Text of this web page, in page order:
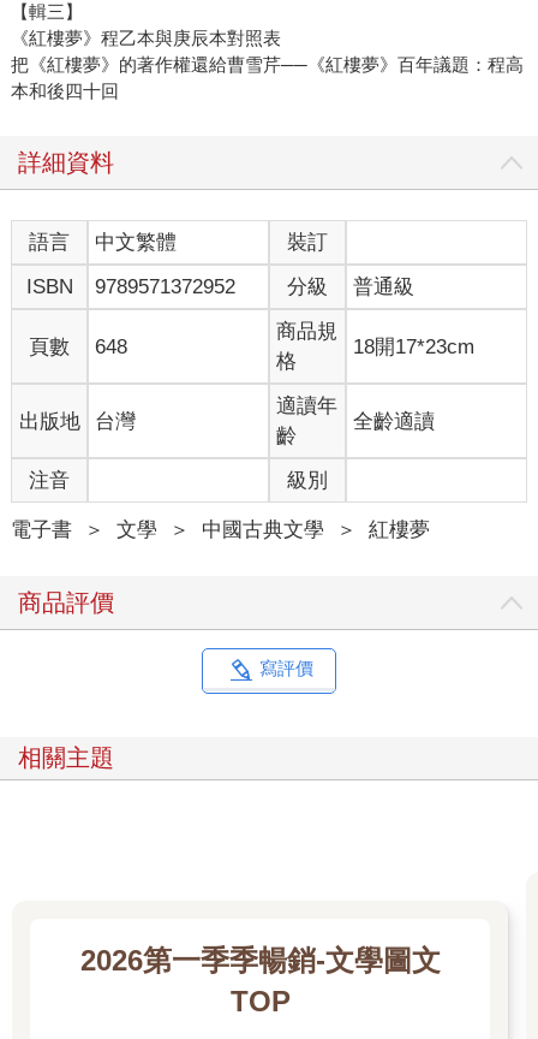
【輯三】
《紅樓夢》程乙本與庚辰本對照表
把《紅樓夢》的著作權還給曹雪芹──《紅樓夢》百年議題：程高
本和後四十回
詳細資料
語言 中文繁體
裝訂
ISBN
9789571372952 分級 普通級
頁數 648
商品規
格
18開17*23cm
出版地 台灣
適讀年
齡
全齡適讀
注音 級別
電子書 ＞ 文學 ＞ 中國古典文學 ＞ 紅樓夢
商品評價
寫評價
相關主題
2026第一季季暢銷-文學圖文
TOP